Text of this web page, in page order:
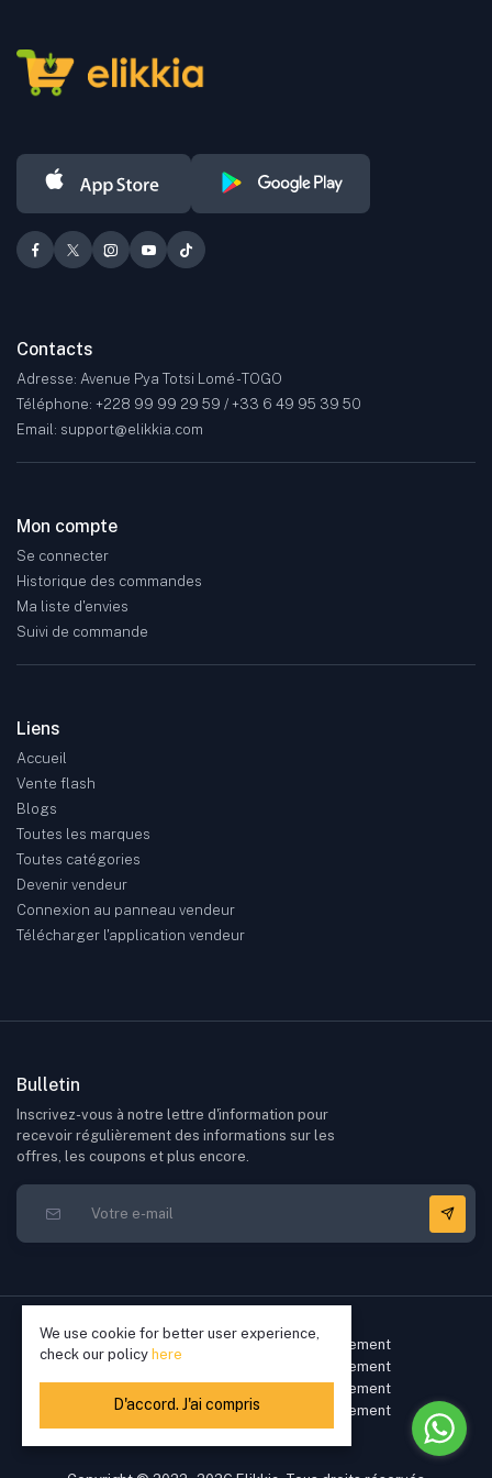
mode, la beauté, l'automobile, le sport, l'électronique grand public,
ainsi que bien d'autres secteurs.
Contacts
Adresse: Avenue Pya Totsi Lomé - TOGO
Téléphone: +228 99 99 29 59 / +33 6 49 95 39 50
Email: support@elikkia.com
Mon compte
Se connecter
Historique des commandes
Ma liste d'envies
Suivi de commande
Liens
Accueil
Vente flash
Blogs
Toutes les marques
Toutes catégories
Devenir vendeur
Connexion au panneau vendeur
Télécharger l'application vendeur
Bulletin
Inscrivez-vous à notre lettre d'information pour
recevoir régulièrement des informations sur les
offres, les coupons et plus encore.
We use cookie for better user experience,
check our policy here
D'accord. J'ai compris